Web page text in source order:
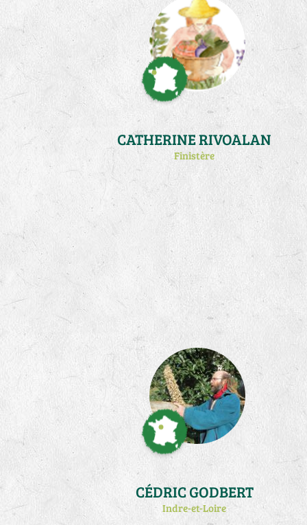
CATHERINE RIVOALAN
Finistère
CÉDRIC GODBERT
Indre-et-Loire